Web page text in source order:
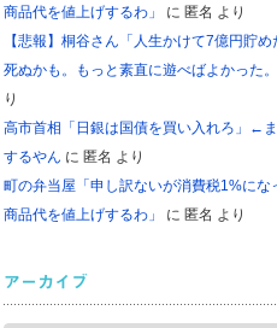
商品代を値上げするわ」
に 匿名 より
【悲報】桐谷さん「人生かけて7億円貯
死ぬかも。もっと素直に遊べばよかった。
り
高市首相「日銀は国債を買い入れろ」←
するやん に 匿名 より
町の弁当屋「申し訳ないが消費税1%にな
商品代を値上げするわ」
に 匿名 より
アーカイブ